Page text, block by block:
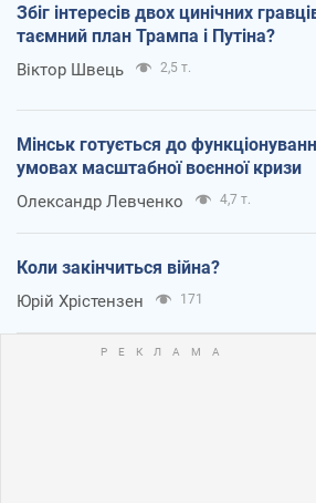
Збіг інтересів двох цинічних
таємний план Трампа і Путіна?
Віктор Швець 2,5 т.
Мінськ готується до
умовах масштабної воєнної кризи
Олександр Левченко 4,7 т.
Коли закінчиться війна?
Юрій Хрістензен 171